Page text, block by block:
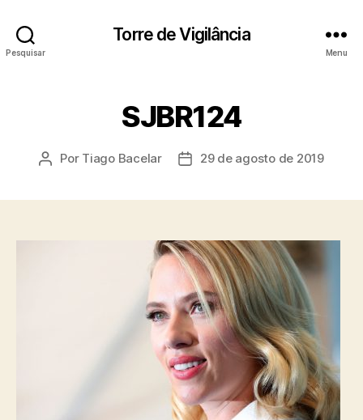
Pesquisar
Torre de Vigilância
Menu
SJBR124
Autor
Por Tiago Bacelar
Data29 de agosto de 2019